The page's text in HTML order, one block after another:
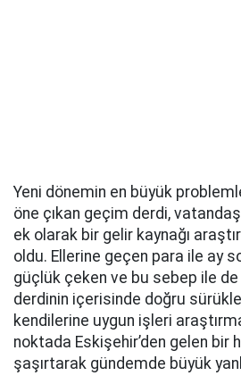
Yeni dönemin en büyük
öne çıkan geçim derdi,
ek olarak bir gelir kaynağı
oldu. Ellerine geçen para ile ay
güçlük çeken ve bu sebep ile
derdinin içerisinde doğru
kendilerine uygun işleri
noktada Eskişehir’den gelen bir
şaşırtarak gündemde büyük